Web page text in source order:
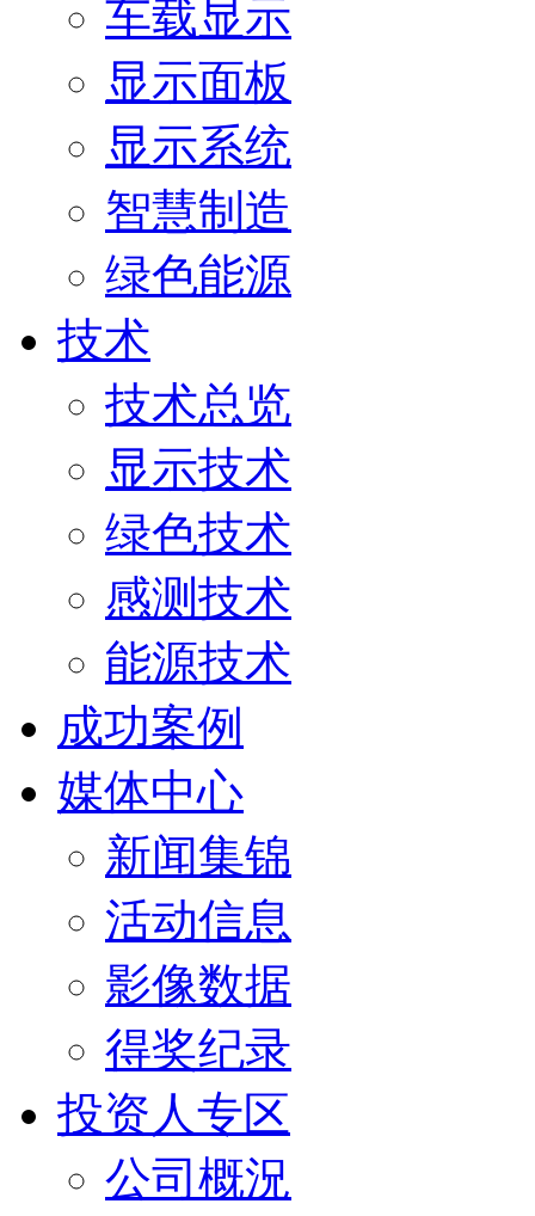
车载显示
显示面板
显示系统
智慧制造
绿色能源
技术
技术总览
显示技术
绿色技术
感测技术
能源技术
成功案例
媒体中心
新闻集锦
活动信息
影像数据
得奖纪录
投资人专区
公司概況